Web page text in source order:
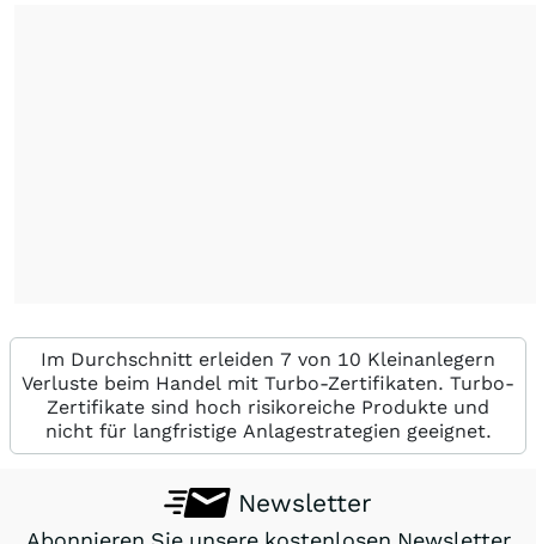
Im Durchschnitt erleiden 7 von 10 Kleinanlegern
Verluste beim Handel mit Turbo-Zertifikaten. Turbo-
Zertifikate sind hoch risikoreiche Produkte und
nicht für langfristige Anlagestrategien geeignet.
Newsletter